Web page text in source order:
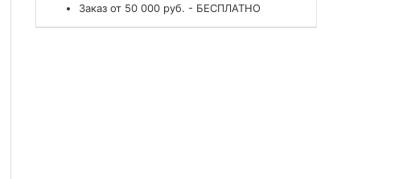
Заказ от 50 000 руб. - БЕСПЛАТНО